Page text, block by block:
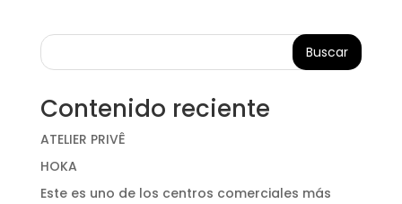
Buscar
Contenido reciente
ATELIER PRIVÊ
HOKA
Este es uno de los centros comerciales más